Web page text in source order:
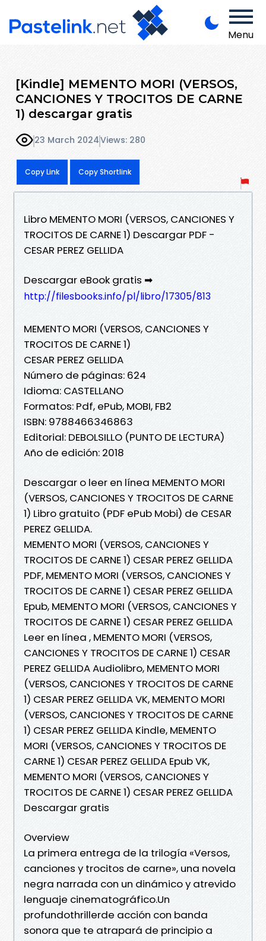
Menu
[Kindle] MEMENTO MORI (VERSOS,
CANCIONES Y TROCITOS DE CARNE
1) descargar gratis
23 March 2024Views: 280
Copy Link Copy Shortlink
Libro MEMENTO MORI (VERSOS, CANCIONES Y
TROCITOS DE CARNE 1) Descargar PDF -
CESAR PEREZ GELLIDA
Descargar eBook gratis ➡
http://filesbooks.info/pl/libro/17305/813
MEMENTO MORI (VERSOS, CANCIONES Y
TROCITOS DE CARNE 1)
CESAR PEREZ GELLIDA
Número de páginas: 624
Idioma: CASTELLANO
Formatos: Pdf, ePub, MOBI, FB2
ISBN: 9788466346863
Editorial: DEBOLSILLO (PUNTO DE LECTURA)
Año de edición: 2018
Descargar o leer en línea MEMENTO MORI
(VERSOS, CANCIONES Y TROCITOS DE CARNE
1) Libro gratuito (PDF ePub Mobi) de CESAR
PEREZ GELLIDA.
MEMENTO MORI (VERSOS, CANCIONES Y
TROCITOS DE CARNE 1) CESAR PEREZ GELLIDA
PDF, MEMENTO MORI (VERSOS, CANCIONES Y
TROCITOS DE CARNE 1) CESAR PEREZ GELLIDA
Epub, MEMENTO MORI (VERSOS, CANCIONES Y
TROCITOS DE CARNE 1) CESAR PEREZ GELLIDA
Leer en línea , MEMENTO MORI (VERSOS,
CANCIONES Y TROCITOS DE CARNE 1) CESAR
PEREZ GELLIDA Audiolibro, MEMENTO MORI
(VERSOS, CANCIONES Y TROCITOS DE CARNE
1) CESAR PEREZ GELLIDA VK, MEMENTO MORI
(VERSOS, CANCIONES Y TROCITOS DE CARNE
1) CESAR PEREZ GELLIDA Kindle, MEMENTO
MORI (VERSOS, CANCIONES Y TROCITOS DE
CARNE 1) CESAR PEREZ GELLIDA Epub VK,
MEMENTO MORI (VERSOS, CANCIONES Y
TROCITOS DE CARNE 1) CESAR PEREZ GELLIDA
Descargar gratis
Overview
La primera entrega de la trilogía «Versos,
canciones y trocitos de carne», una novela
negra narrada con un dinámico y atrevido
lenguaje cinematográfico.Un
profundothrillerde acción con banda
sonora que te atrapará de principio a